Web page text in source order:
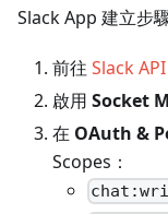
Slack App 建立步
前往 Slack API
啟用 Socket
在 OAuth &
Scopes：